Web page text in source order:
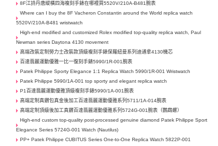
8F江詩丹唐縱橫四海複刻手錶在哪裡買5520V/210A-B481腕表
Where can I buy the 8F Vacheron Constantin around the World replica watch
5520V/210A-B481 wristwatch
High-end modified and customized Rolex modified top-quality replica watch, Paul
Newman series Daytona 4130 movement
高端改裝定制勞力士​改裝款頂級複刻手錶保羅紐曼系列迪通拿4130機芯
百達翡麗運動優雅一比一復刻手錶5990/1R-001腕表
Patek Philippe Sporty Elegance 1:1 Replica Watch 5990/1R-001 Wristwatch
Patek Philippe 5990/1A-001 top sporty and elegant replica watch
P1百達翡麗運動優雅頂級複刻手錶5990/1A-001腕表
高端定制真鑽包真金後加工百達翡麗運動優雅系列5711/1A-014腕表
高端定制頂級後加工真鑽百達翡麗運動優雅系列5724G-001腕表（鸚鵡螺）
High-end custom top-quality post-processed genuine diamond Patek Philippe Sport
Elegance Series 5724G-001 Watch (Nautilus)
PP+ Patek Philippe CUBITUS Series One-to-One Replica Watch 5822P-001